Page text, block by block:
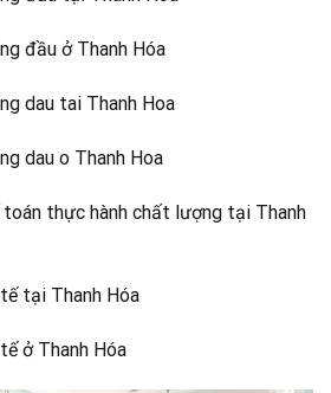
đầu ở Thanh Hóa
dau tai Thanh Hoa
dau o Thanh Hoa
thực hành chất lượng tại Thanh
tại Thanh Hóa
ở Thanh Hóa